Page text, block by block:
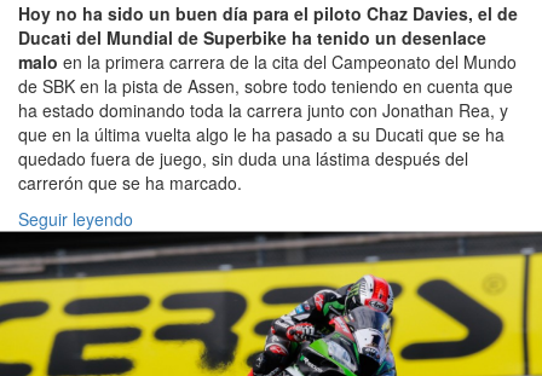
Hoy no ha sido un buen día para el piloto Chaz Davies, el de
Ducati del Mundial de Superbike ha tenido un desenlace
malo en la primera carrera de la cita del Campeonato del Mundo
de SBK en la pista de Assen, sobre todo teniendo en cuenta que
ha estado dominando toda la carrera junto con Jonathan Rea, y
que en la última vuelta algo le ha pasado a su Ducati que se ha
quedado fuera de juego, sin duda una lástima después del
carrerón que se ha marcado.
Seguir leyendo